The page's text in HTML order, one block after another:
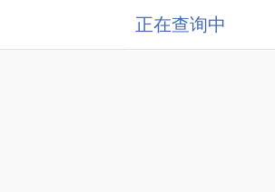
正在查询中